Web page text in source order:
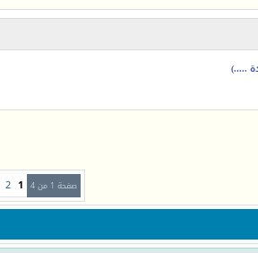
.....)
صفحة 1 من 4 1
2